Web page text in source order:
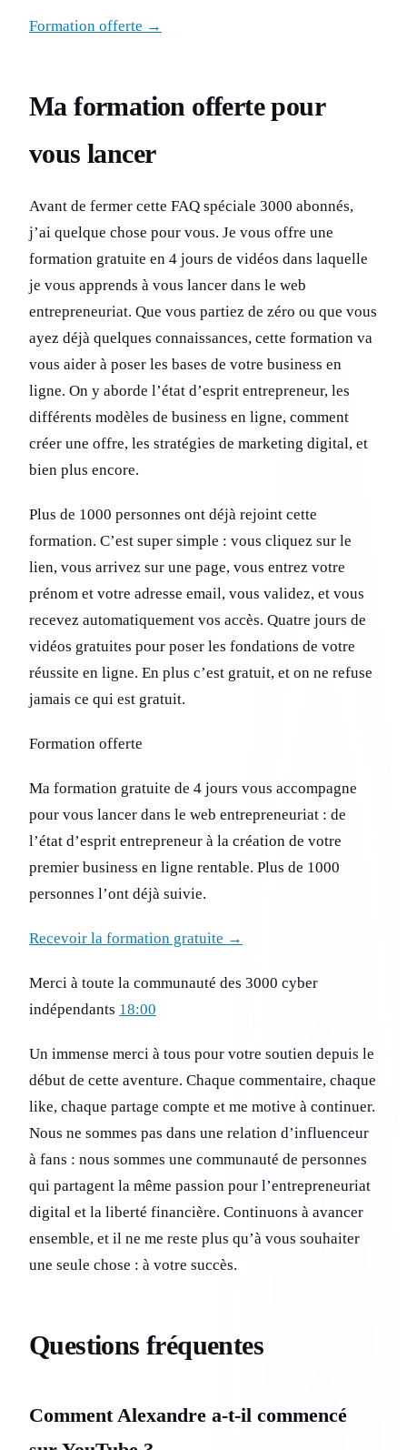
Formation offerte →
Ma formation offerte pour
vous lancer
Avant de fermer cette FAQ spéciale 3000 abonnés,
j’ai quelque chose pour vous. Je vous offre une
formation gratuite en 4 jours de vidéos dans laquelle
je vous apprends à vous lancer dans le web
entrepreneuriat. Que vous partiez de zéro ou que vous
ayez déjà quelques connaissances, cette formation va
vous aider à poser les bases de votre business en
ligne. On y aborde l’état d’esprit entrepreneur, les
différents modèles de business en ligne, comment
créer une offre, les stratégies de marketing digital, et
bien plus encore.
Plus de 1000 personnes ont déjà rejoint cette
formation. C’est super simple : vous cliquez sur le
lien, vous arrivez sur une page, vous entrez votre
prénom et votre adresse email, vous validez, et vous
recevez automatiquement vos accès. Quatre jours de
vidéos gratuites pour poser les fondations de votre
réussite en ligne. En plus c’est gratuit, et on ne refuse
jamais ce qui est gratuit.
Formation offerte
Ma formation gratuite de 4 jours vous accompagne
pour vous lancer dans le web entrepreneuriat : de
l’état d’esprit entrepreneur à la création de votre
premier business en ligne rentable. Plus de 1000
personnes l’ont déjà suivie.
Recevoir la formation gratuite →
Merci à toute la communauté des 3000 cyber
indépendants 18:00
Un immense merci à tous pour votre soutien depuis le
début de cette aventure. Chaque commentaire, chaque
like, chaque partage compte et me motive à continuer.
Nous ne sommes pas dans une relation d’influenceur
à fans : nous sommes une communauté de personnes
qui partagent la même passion pour l’entrepreneuriat
digital et la liberté financière. Continuons à avancer
ensemble, et il ne me reste plus qu’à vous souhaiter
une seule chose : à votre succès.
Questions fréquentes
Comment Alexandre a-t-il commencé